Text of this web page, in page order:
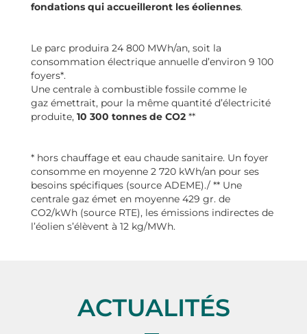
fondations qui accueilleront les éoliennes.
Le parc produira 24 800 MWh/an, soit la
consommation électrique annuelle d’environ 9 100
foyers*.
Une centrale à combustible fossile comme le
gaz émettrait, pour la même quantité d’électricité
produite, 10 300 tonnes de CO2 **
* hors chauffage et eau chaude sanitaire. Un foyer
consomme en moyenne 2 720 kWh/an pour ses
besoins spécifiques (source ADEME)./ ** Une
centrale gaz émet en moyenne 429 gr. de
CO2/kWh (source RTE), les émissions indirectes de
l’éolien s’élèvent à 12 kg/MWh.
ACTUALITÉS